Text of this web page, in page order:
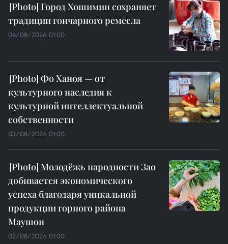
Город Хошимин сохраняет
традиции гончарного ремесла
04/08/2026 01:00
Фо Ханоя — от
культурного наследия к
культурной интеллектуальной
собственности
03/08/2026 01:00
Молодёжь народности Зао
добивается экономического
успеха благодаря уникальной
продукции горного района
Маушон
02/08/2026 01:00